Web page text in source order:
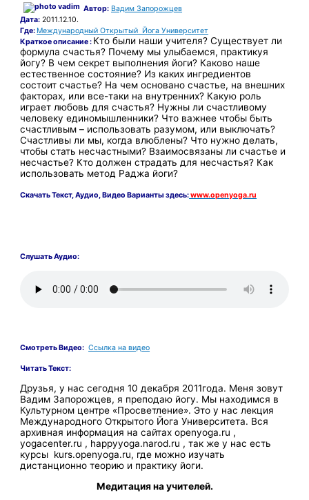
Автор: Вадим Запорожцев
Дата: 2011.12.10.
Где: Международный Открытый Йога Университет
Краткое описание : Кто были наши учителя? Существует ли
формула счастья? Почему мы улыбаемся, практикуя
йогу? В чем секрет выполнения йоги? Каково наше
естественное состояние? Из каких ингредиентов
состоит счастье? На чем основано счастье, на внешних
факторах, или все-таки на внутренних? Какую роль
играет любовь для счастья? Нужны ли счастливому
человеку единомышленники? Что важнее чтобы быть
счастливым – использовать разумом, или выключать?
Счастливы ли мы, когда влюблены? Что нужно делать,
чтобы стать несчастными? Взаимосвязаны ли счастье и
несчастье? Кто должен страдать для несчастья? Как
использовать метод Раджа йоги?
СкачатьТекст,Аудио, Видео Варианты здесь:www.openyoga.ru
Слушать Аудио:
Смотреть Видео:Ссылка на видео
Читать Текст:
Друзья, у нас сегодня 10 декабря 2011года. Меня зовут
Вадим Запорожцев, я преподаю йогу. Мы находимся в
Культурном центре «Просветление». Это у нас лекция
Международного Открытого Йога Университета. Вся
архивная информация на сайтах openyoga.ru ,
yogacenter.ru , happyyoga.narod.ru , так же у нас есть
курсы kurs.openyoga.ru, где можно изучать
дистанционно теорию и практику йоги.
Медитация на учителей.